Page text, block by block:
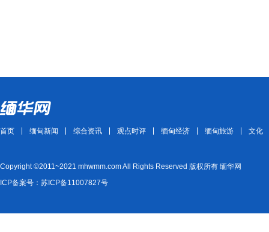
首页 缅甸新闻 综合资讯 观点时评 缅甸经济 缅甸旅游 文化
Copyright ©2011~2021 mhwmm.com All Rights Reserved 版权所有 缅华网
ICP备案号：苏ICP备11007827号